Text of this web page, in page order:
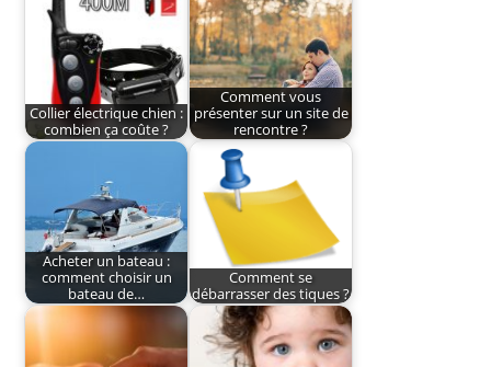
Collier électrique chien :
combien ça coûte ?
Comment vous
présenter sur un site de
rencontre ?
Acheter un bateau :
comment choisir un
bateau de…
Comment se
débarrasser des tiques ?